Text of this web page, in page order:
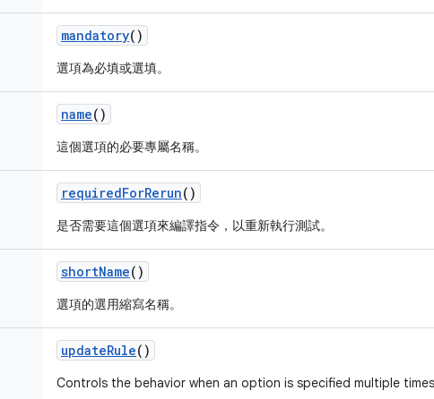
mandatory()
選項為必填或選填。
name()
這個選項的必要專屬名稱。
requiredForRerun()
是否需要這個選項來編譯指令，以重新執行測試。
shortName()
選項的選用縮寫名稱。
updateRule()
Controls the behavior when an option is specified multiple